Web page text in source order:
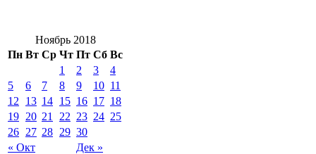
Ноябрь 2018
Пн Вт Ср Чт Пт Сб Вс
« Окт Дек »
1 2 3
4
5
6 7 8 9 10 11
12
13 14 15 16 17 18
19 20 21 22 23 24 25
26 27 28 29 30